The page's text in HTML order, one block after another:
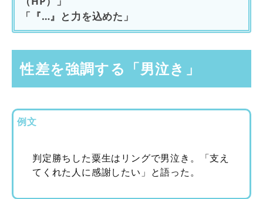
「『…』と力を込めた」
性差を強調する「男泣き」
例文
判定勝ちした粟生はリングで男泣き。「支え
てくれた人に感謝したい」と語った。